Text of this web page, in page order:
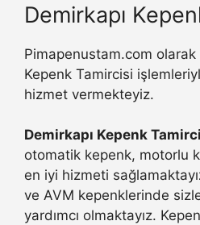
Demirkapı
Pimapenustam.com olarak
Kepenk Tamircisi
hizmet vermekteyiz.
Demirkapı Kepenk
otomatik kepenk, motorlu
en iyi hizmeti
ve AVM kepenklerinde
yardımcı olmaktayız.